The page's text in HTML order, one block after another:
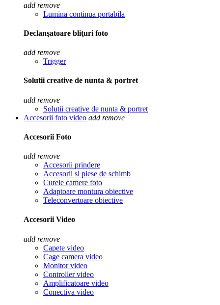
add remove
Lumina continua portabila
Declanşatoare bliţuri foto
add remove
Trigger
Solutii creative de nunta & portret
add remove
Solutii creative de nunta & portret
Accesorii foto video add remove
Accesorii Foto
add remove
Accesorii prindere
Accesorii si piese de schimb
Curele camere foto
Adaptoare montura obiective
Teleconvertoare obiective
Accesorii Video
add remove
Capete video
Cage camera video
Monitor video
Controller video
Amplificatoare video
Conectiva video